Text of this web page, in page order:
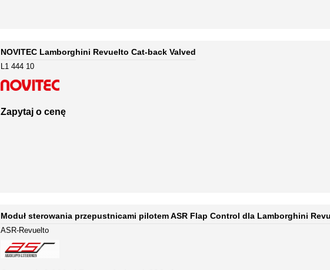
NOVITEC Lamborghini Revuelto Cat-back Valved
L1 444 10
Zapytaj o cenę
Moduł sterowania przepustnicami pilotem ASR Flap Control dla Lamborghini
ASR-Revuelto